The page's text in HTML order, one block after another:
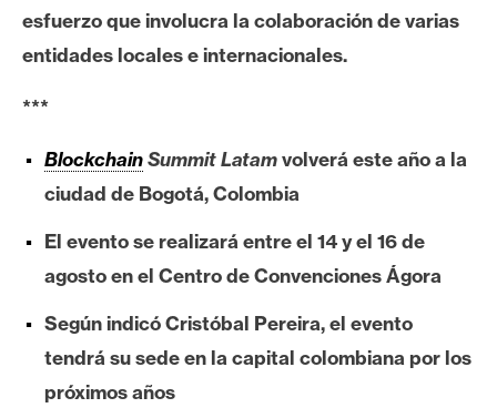
e
r
u
m
I
A
esfuerzo que involucra la colaboración de varias
entidades locales e internacionales.
***
BlockchainSummit Latamvolverá este año a la
ciudad de Bogotá, Colombia
El evento se realizará entre el 14 y el 16 de
agosto en el Centro de Convenciones Ágora
Según indicó Cristóbal Pereira, el evento
tendrá su sede en la capital colombiana por los
próximos años